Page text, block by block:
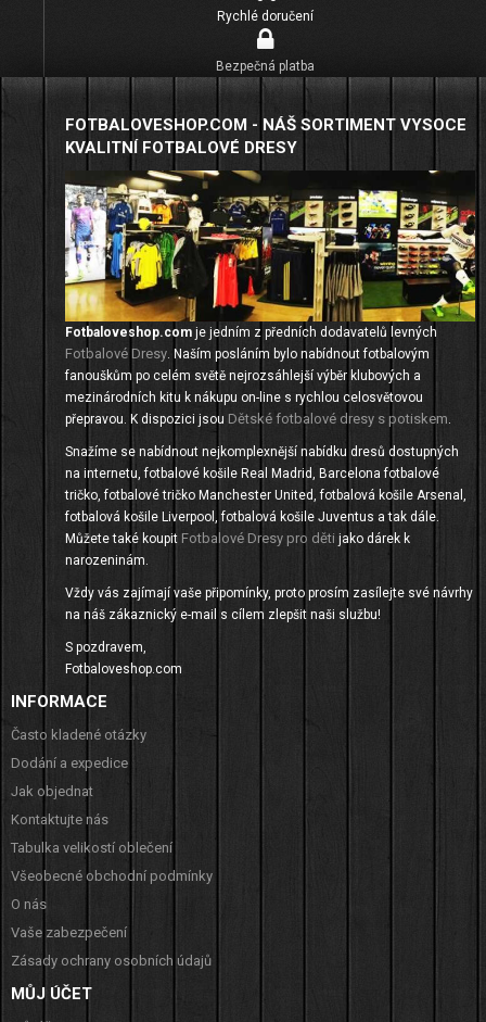
Rychlé doručení
Bezpečná platba
FOTBALOVESHOP.COM - NÁŠ SORTIMENT VYSOCE
KVALITNÍ FOTBALOVÉ DRESY
Fotbaloveshop.com je jedním z předních dodavatelů levných
Fotbalové Dresy. Naším posláním bylo nabídnout fotbalovým
fanouškům po celém světě nejrozsáhlejší výběr klubových a
mezinárodních kitu k nákupu on-line s rychlou celosvětovou
přepravou. K dispozici jsou Dětské fotbalové dresy s potiskem.
Snažíme se nabídnout nejkomplexnější nabídku dresů dostupných
na internetu, fotbalové košile Real Madrid, Barcelona fotbalové
tričko, fotbalové tričko Manchester United, fotbalová košile Arsenal,
fotbalová košile Liverpool, fotbalová košile Juventus a tak dále.
Můžete také koupit Fotbalové Dresy pro děti jako dárek k
narozeninám.
Vždy vás zajímají vaše připomínky, proto prosím zasílejte své návrhy
na náš zákaznický e-mail s cílem zlepšit naši službu!
S pozdravem,
Fotbaloveshop.com
INFORMACE
Často kladené otázky
Dodání a expedice
Jak objednat
Kontaktujte nás
Tabulka velikostí oblečení
Všeobecné obchodní podmínky
O nás
Vaše zabezpečení
Zásady ochrany osobních údajů
MŮJ ÚČET